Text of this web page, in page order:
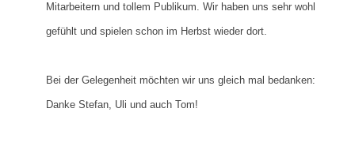
Mitarbeitern und tollem Publikum. Wir haben uns sehr wohl
gefühlt und spielen schon im Herbst wieder dort.
Bei der Gelegenheit möchten wir uns gleich mal bedanken:
Danke Stefan, Uli und auch Tom!